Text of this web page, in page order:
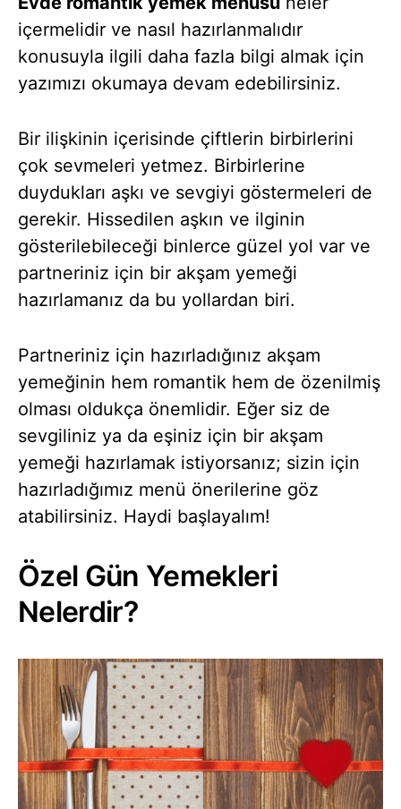
içermelidir ve nasıl hazırlanmalıdır
konusuyla ilgili daha fazla bilgi almak için
yazımızı okumaya devam edebilirsiniz.
Bir ilişkinin içerisinde çiftlerin birbirlerini
çok sevmeleri yetmez. Birbirlerine
duydukları aşkı ve sevgiyi göstermeleri de
gerekir. Hissedilen aşkın ve ilginin
gösterilebileceği binlerce güzel yol var ve
partneriniz için bir akşam yemeği
hazırlamanız da bu yollardan biri.
Partneriniz için hazırladığınız akşam
yemeğinin hem romantik hem de özenilmiş
olması oldukça önemlidir. Eğer siz de
sevgiliniz ya da eşiniz için bir akşam
yemeği hazırlamak istiyorsanız; sizin için
hazırladığımız menü önerilerine göz
atabilirsiniz. Haydi başlayalım!
Özel Gün Yemekleri
Nelerdir?